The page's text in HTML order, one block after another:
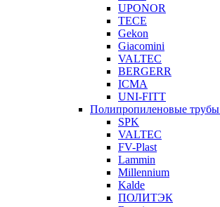
UPONOR
TECE
Gekon
Giacomini
VALTEC
BERGERR
ICMA
UNI-FITT
Полипропиленовые трубы
SPK
VALTEC
FV-Plast
Lammin
Millennium
Kalde
ПОЛИТЭК